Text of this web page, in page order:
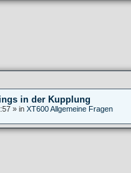
in der Kupplung
» in XT600 Allgemeine Fragen